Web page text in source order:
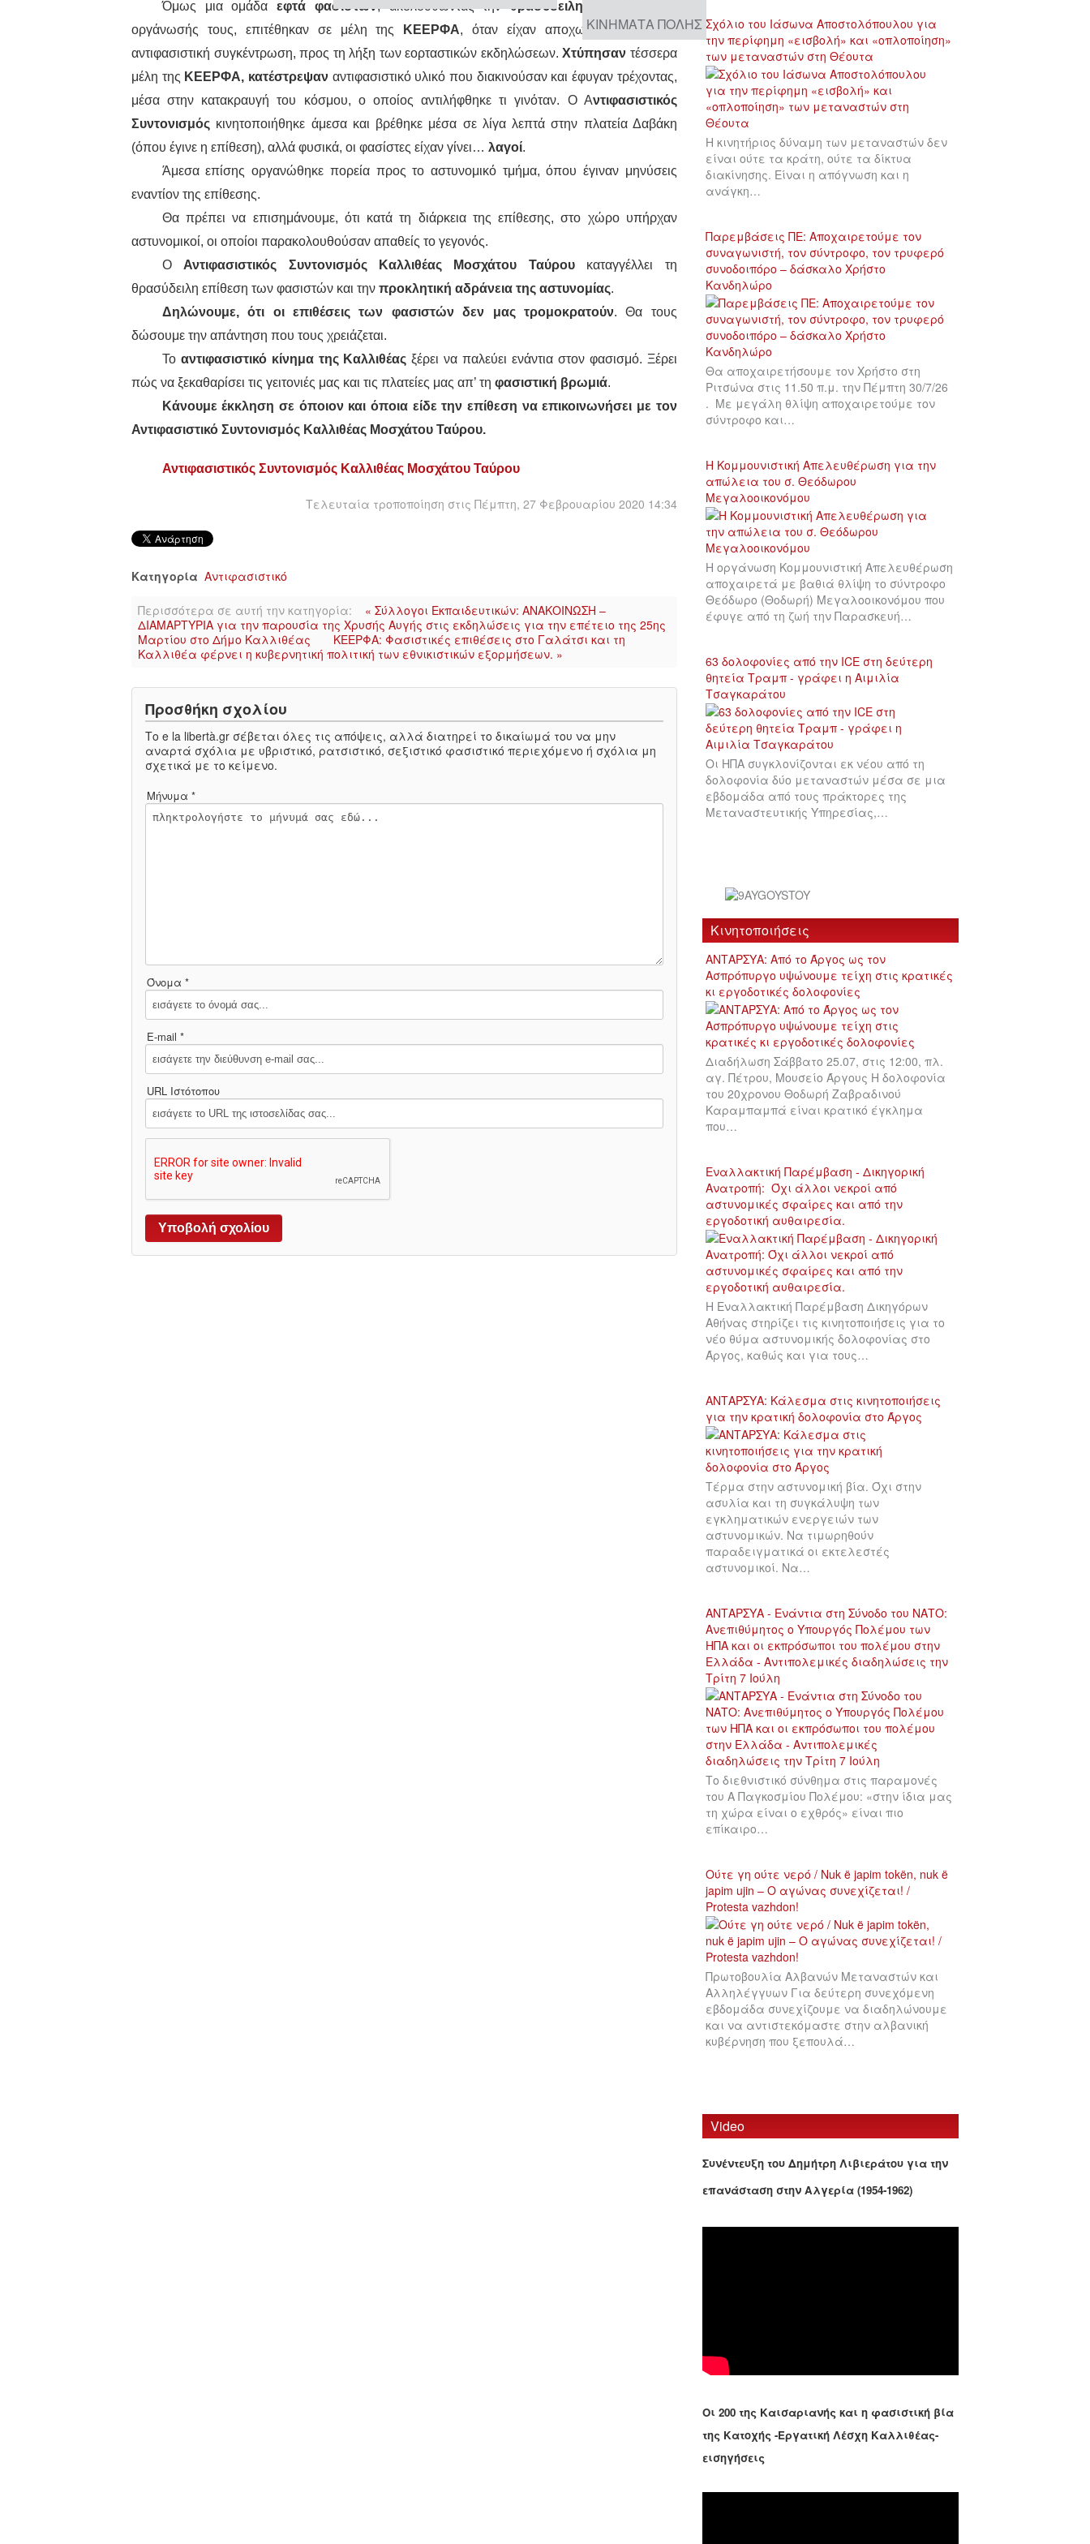
ΚΙΝΉΜΑΤΑ ΠΌΛΗΣ
Όμως μια ομάδαεφτά φασιστών, ακολουθώντας τηνθρασύδειλη πρακτική
οργάνωσής τους, επιτέθηκαν σε μέλη της
ΚΕΕΡΦΑ, όταν είχαν αποχωρήσει από την
αντιφασιστική συγκέντρωση, προς τη λήξη των εορταστικών εκδηλώσεων.Χτύπησαν τέσσερα
μέλη της ΚΕΕΡΦΑ, κατέστρεψαν αντιφασιστικό υλικό που διακινούσαν και έφυγαν τρέχοντας,
μέσα στην κατακραυγή του κόσμου, ο οποίος αντιλήφθηκε τι γινόταν. Ο Αντιφασιστικός
Συντονισμός κινητοποιήθηκε άμεσα και βρέθηκε μέσα σε λίγα λεπτά στην πλατεία Δαβάκη
(όπου έγινε η επίθεση), αλλά φυσικά, οι φασίστες είχαν γίνει… λαγοί.
Άμεσα επίσης οργανώθηκε πορεία προς το αστυνομικό τμήμα, όπου έγιναν μηνύσεις
εναντίον της επίθεσης.
Θα πρέπει να επισημάνουμε, ότι κατά τη διάρκεια της επίθεσης, στο χώρο υπήρχαν
αστυνομικοί, οι οποίοι παρακολουθούσαν απαθείς το γεγονός.
Ο Αντιφασιστικός Συντονισμός Καλλιθέας Μοσχάτου Ταύρουκαταγγέλλει τη
θρασύδειλη επίθεση των φασιστών και την προκλητική αδράνεια της αστυνομίας.
Δηλώνουμε, ότι οι επιθέσεις των φασιστών δεν μας τρομοκρατούν. Θα τους
δώσουμε την απάντηση που τους χρειάζεται.
Το αντιφασιστικό κίνημα της Καλλιθέας ξέρει να παλεύει ενάντια στον φασισμό. Ξέρει
πώς να ξεκαθαρίσει τις γειτονιές μας και τις πλατείες μας απ’ τη φασιστική βρωμιά.
Κάνουμε έκκληση σε όποιον και όποια είδε την επίθεση να επικοινωνήσει με τον
Αντιφασιστικό Συντονισμός Καλλιθέας Μοσχάτου Ταύρου.
Αντιφασιστικός Συντονισμός Καλλιθέας Μοσχάτου Ταύρου
Τελευταία τροποποίηση στις Πέμπτη, 27 Φεβρουαρίου 2020 14:34
Κατηγορία Αντιφασιστικό
Περισσότερα σε αυτή την κατηγορία:
« Σύλλογοι Εκπαιδευτικών: ΑΝΑΚΟΙΝΩΣΗ –
ΔΙΑΜΑΡΤΥΡΙΑ για την παρουσία της Χρυσής Αυγής στις εκδηλώσεις για την επέτειο της 25ης
Μαρτίου στο Δήμο Καλλιθέας
ΚΕΕΡΦΑ: Φασιστικές επιθέσεις στο Γαλάτσι και τη
Καλλιθέα φέρνει η κυβερνητική πολιτική των εθνικιστικών εξορμήσεων. »
Προσθήκη σχολίου
Το e la libertà.gr σέβεται όλες τις απόψεις, αλλά διατηρεί το δικαίωμά του να μην
αναρτά σχόλια με υβριστικό, ρατσιστικό, σεξιστικό φασιστικό περιεχόμενο ή σχόλια μη
σχετικά με το κείμενο.
Μήνυμα *
Όνομα *
E-mail *
URL Ιστότοπου
Σχόλιο του Ιάσωνα Αποστολόπουλου για
την περίφημη «εισβολή» και «οπλοποίηση»
των μεταναστών στη Θέουτα
Η κινητήριος δύναμη των μεταναστών δεν
είναι ούτε τα κράτη, ούτε τα δίκτυα
διακίνησης. Είναι η απόγνωση και η
ανάγκη…
Παρεμβάσεις ΠΕ: Αποχαιρετούμε τον
συναγωνιστή, τον σύντροφο, τον τρυφερό
συνοδοιπόρο – δάσκαλο Χρήστο
Κανδηλώρο
Θα αποχαιρετήσουμε τον Χρήστο στη
Ριτσώνα στις 11.50 π.μ. την Πέμπτη 30/7/26
. Με μεγάλη θλίψη αποχαιρετούμε τον
σύντροφο και…
Η Κομμουνιστική Απελευθέρωση για την
απώλεια του σ. Θεόδωρου
Μεγαλοοικονόμου
Η οργάνωση Κομμουνιστική Απελευθέρωση
αποχαιρετά με βαθιά θλίψη το σύντροφο
Θεόδωρο (Θοδωρή) Μεγαλοοικονόμου που
έφυγε από τη ζωή την Παρασκευή…
63 δολοφονίες από την ICE στη δεύτερη
θητεία Τραμπ - γράφει η Αιμιλία
Τσαγκαράτου
Οι ΗΠΑ συγκλονίζονται εκ νέου από τη
δολοφονία δύο μεταναστών μέσα σε μια
εβδομάδα από τους πράκτορες της
Μεταναστευτικής Υπηρεσίας,…
Κινητοποιήσεις
ΑΝΤΑΡΣΥΑ: Από το Άργος ως τον
Ασπρόπυργο υψώνουμε τείχη στις κρατικές
κι εργοδοτικές δολοφονίες
Διαδήλωση Σάββατο 25.07, στις 12:00, πλ.
αγ. Πέτρου, Μουσείο Άργους Η δολοφονία
του 20χρονου Θοδωρή Ζαβραδινού
Καραμπαμπά είναι κρατικό έγκλημα
που…
Εναλλακτική Παρέμβαση - Δικηγορική
Ανατροπή: Όχι άλλοι νεκροί από
αστυνομικές σφαίρες και από την
εργοδοτική αυθαιρεσία.
Η Εναλλακτική Παρέμβαση Δικηγόρων
Αθήνας στηρίζει τις κινητοποιήσεις για το
νέο θύμα αστυνομικής δολοφονίας στο
Άργος, καθώς και για τους…
ΑΝΤΑΡΣΥΑ: Κάλεσμα στις κινητοποιήσεις
για την κρατική δολοφονία στο Άργος
Τέρμα στην αστυνομική βία. Όχι στην
ασυλία και τη συγκάλυψη των
εγκληματικών ενεργειών των
αστυνομικών. Να τιμωρηθούν
παραδειγματικά οι εκτελεστές
αστυνομικοί. Να…
ΑΝΤΑΡΣΥΑ - Ενάντια στη Σύνοδο του ΝΑΤΟ:
Ανεπιθύμητος ο Υπουργός Πολέμου των
ΗΠΑ και οι εκπρόσωποι του πολέμου στην
Ελλάδα - Αντιπολεμικές διαδηλώσεις την
Τρίτη 7 Ιούλη
Το διεθνιστικό σύνθημα στις παραμονές
του Α Παγκοσμίου Πολέμου: «στην ίδια μας
τη χώρα είναι ο εχθρός» είναι πιο
επίκαιρο…
Ούτε γη ούτε νερό / Nuk ë japim tokën, nuk ë
japim ujin – Ο αγώνας συνεχίζεται! /
Protesta vazhdon!
Πρωτοβουλία Αλβανών Μεταναστών και
Αλληλέγγυων Για δεύτερη συνεχόμενη
εβδομάδα συνεχίζουμε να διαδηλώνουμε
και να αντιστεκόμαστε στην αλβανική
κυβέρνηση που ξεπουλά…
Video
Συνέντευξη του Δημήτρη Λιβιεράτου για την
επανάσταση στην Αλγερία (1954-1962)
Οι 200 της Καισαριανής και η φασιστική βία
της Κατοχής -Εργατική Λέσχη Καλλιθέας-
εισηγήσεις